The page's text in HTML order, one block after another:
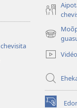
(abre
nuevaVidéo